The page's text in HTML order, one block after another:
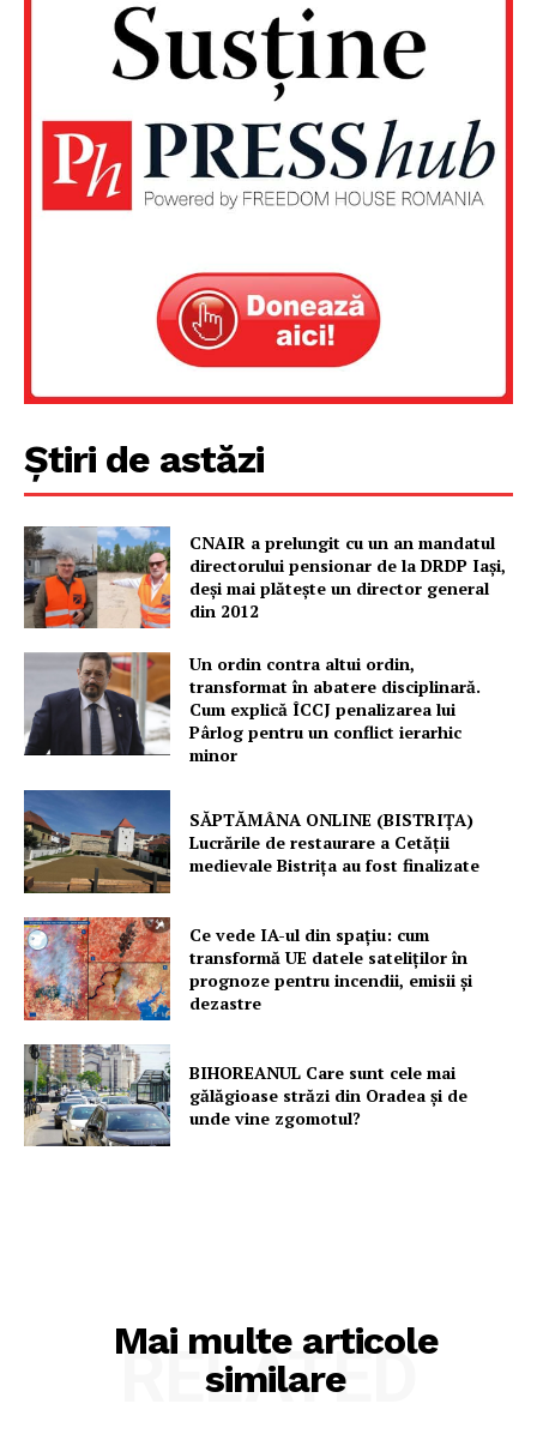
Despre noi / Echipa
Proiecte editoriale
Contact
Știri de astăzi
CNAIR a prelungit cu un an mandatul
directorului pensionar de la DRDP Iași,
deși mai plătește un director general
din 2012
Un ordin contra altui ordin,
transformat în abatere disciplinară.
Cum explică ÎCCJ penalizarea lui
Pârlog pentru un conflict ierarhic
minor
SĂPTĂMÂNA ONLINE (BISTRIȚA)
Lucrările de restaurare a Cetăţii
medievale Bistriţa au fost finalizate
Ce vede IA-ul din spațiu: cum
transformă UE datele sateliților în
prognoze pentru incendii, emisii și
dezastre
BIHOREANUL Care sunt cele mai
gălăgioase străzi din Oradea și de
unde vine zgomotul?
Mai multe articole
similare
RELATED